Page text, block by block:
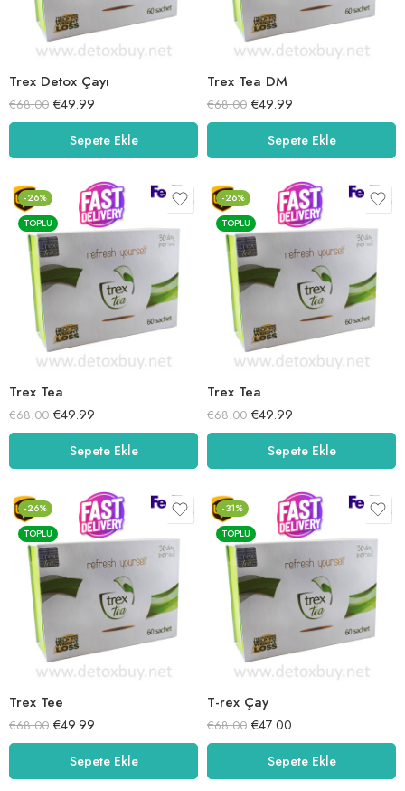
Trex Detox Çayı
€68.00 €49.99
Sepete Ekle
Trex Tea DM
€68.00 €49.99
Sepete Ekle
-26%
TOPLU
Trex Tea
€68.00 €49.99
Sepete Ekle
-26%
TOPLU
Trex Tea
€68.00 €49.99
Sepete Ekle
-26%
TOPLU
Trex Tee
€68.00 €49.99
Sepete Ekle
-31%
TOPLU
T-rex Çay
€68.00 €47.00
Sepete Ekle